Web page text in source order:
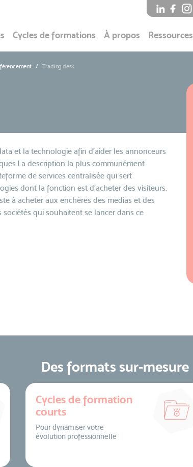
Cycles de formations À propos Ressources
Trading desk
et la technologie afin d'aider les annonceurs
description la plus communément
de services centralisée qui sert
dont la fonction est d'acheter des visiteurs.
à acheter aux enchères des medias et des
qui souhaitent se lancer dans ce
Des formats sur-mesure
Cycles de formation
courts
Pour dynamiser votre
évolution professionnelle